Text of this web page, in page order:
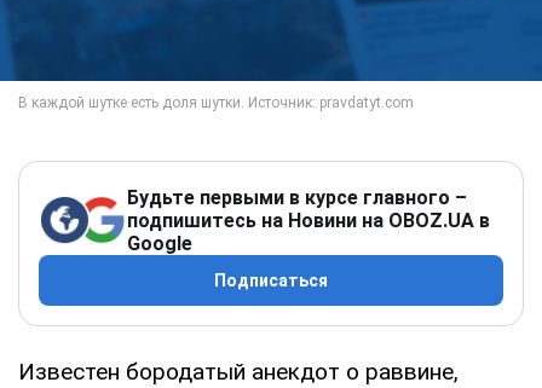
Будьте первыми в курсе главного –
подпишитесь на Новини на OBOZ.UA в
Google
Подписаться
Известен бородатый анекдот о раввине,